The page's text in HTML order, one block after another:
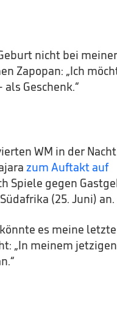
nicht bei
Zapopan: „Ich
Geschenk.“
WM in der
zum Auftakt auf
Spiele gegen
(25. Juni) an.
es meine letzte
„In meinem